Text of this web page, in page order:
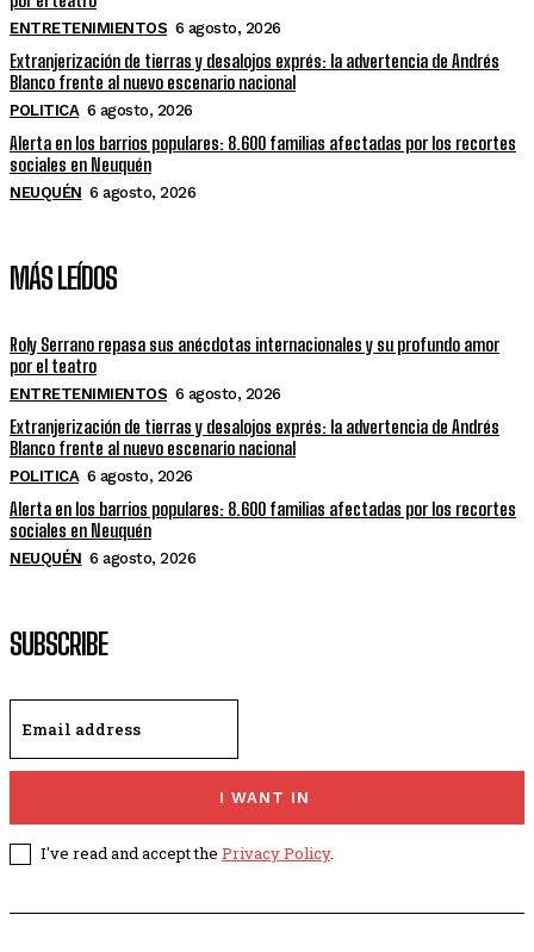
ENTRETENIMIENTOS 6 agosto, 2026
Extranjerización de tierras y desalojos exprés: la advertencia de Andrés
Blanco frente al nuevo escenario nacional
POLITICA 6 agosto, 2026
Alerta en los barrios populares: 8.600 familias afectadas por los recortes
sociales en Neuquén
NEUQUÉN 6 agosto, 2026
MÁS LEÍDOS
Roly Serrano repasa sus anécdotas internacionales y su profundo amor
por el teatro
ENTRETENIMIENTOS 6 agosto, 2026
Extranjerización de tierras y desalojos exprés: la advertencia de Andrés
Blanco frente al nuevo escenario nacional
POLITICA 6 agosto, 2026
Alerta en los barrios populares: 8.600 familias afectadas por los recortes
sociales en Neuquén
NEUQUÉN 6 agosto, 2026
SUBSCRIBE
I WANT IN
I've read and accept the Privacy Policy.